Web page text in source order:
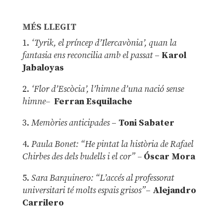
MÉS LLEGIT
1. ‘Tyrik, el príncep d’Ilercavònia’, quan la
fantasia ens reconcilia amb el passat– Karol
Jabaloyas
2. ‘Flor d’Escòcia’, l’himne d’una nació sense
himne– Ferran Esquilache
3. Memòries anticipades– Toni Sabater
4. Paula Bonet: “He pintat la història de Rafael
Chirbes des dels budells i el cor” –Óscar Mora
5. Sara Barquinero: “L’accés al professorat
universitari té molts espais grisos”– Alejandro
Carrilero